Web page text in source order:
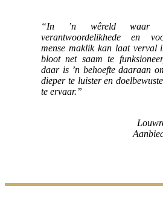
“In ’n wêreld waar
verantwoordelikhede en
mense maklik kan laat verval
bloot net saam te
daar is ’n behoefte daaraan
dieper te luister en
te ervaar.”